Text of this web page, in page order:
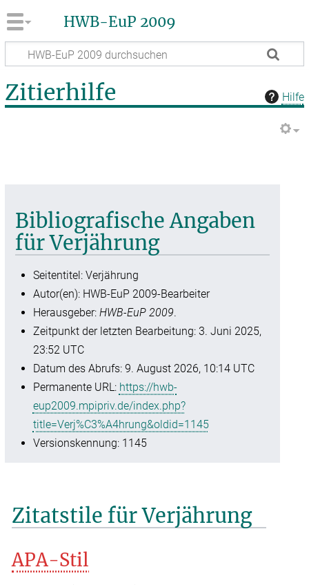
HWB-EuP 2009
Hilfe
Zitierhilfe
Bibliografische Angaben
für Verjährung
Seitentitel: Verjährung
Autor(en): HWB-EuP 2009-Bearbeiter
Herausgeber: HWB-EuP 2009.
Zeitpunkt der letzten Bearbeitung: 3. Juni 2025,
23:52 UTC
Datum des Abrufs: 9. August 2026, 10:14 UTC
Permanente URL: https://hwb-
eup2009.mpipriv.de/index.php?
title=Verj%C3%A4hrung&oldid=1145
Versionskennung: 1145
Zitatstile für Verjährung
APA-Stil